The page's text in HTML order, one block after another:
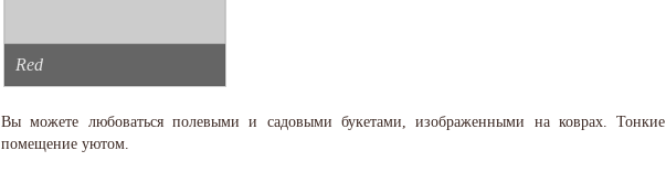
Red
Вы можете любоваться полевыми и садовыми букетами, изображенными на коврах.
помещение уютом.